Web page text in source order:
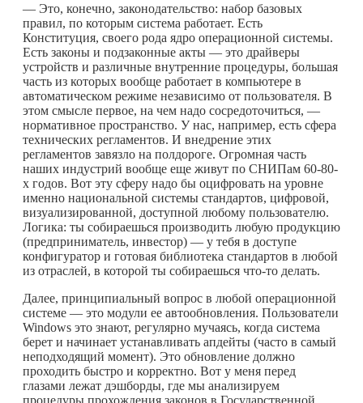
— Это, конечно, законодательство: набор базовых
правил, по которым система работает. Есть
Конституция, своего рода ядро операционной системы.
Есть законы и подзаконные акты — это драйверы
устройств и различные внутренние процедуры, большая
часть из которых вообще работает в компьютере в
автоматическом режиме независимо от пользователя. В
этом смысле первое, на чем надо сосредоточиться, —
нормативное пространство. У нас, например, есть сфера
технических регламентов. И внедрение этих
регламентов завязло на полдороге. Огромная часть
наших индустрий вообще еще живут по СНИПам 60-80-
х годов. Вот эту сферу надо бы оцифровать на уровне
именно национальной системы стандартов, цифровой,
визуализированной, доступной любому пользователю.
Логика: ты собираешься производить любую продукцию
(предприниматель, инвестор) — у тебя в доступе
конфигуратор и готовая библиотека стандартов в любой
из отраслей, в которой ты собираешься что-то делать.
Далее, принципиальный вопрос в любой операционной
системе — это модули ее автообновления. Пользователи
Windows это знают, регулярно мучаясь, когда система
берет и начинает устанавливать апдейты (часто в самый
неподходящий момент). Это обновление должно
проходить быстро и корректно. Вот у меня перед
глазами лежат дэшборды, где мы анализируем
процедуры прохождения законов в Государственной